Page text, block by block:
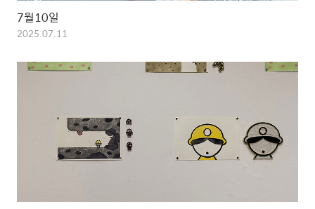
7월10일
2025.07.11